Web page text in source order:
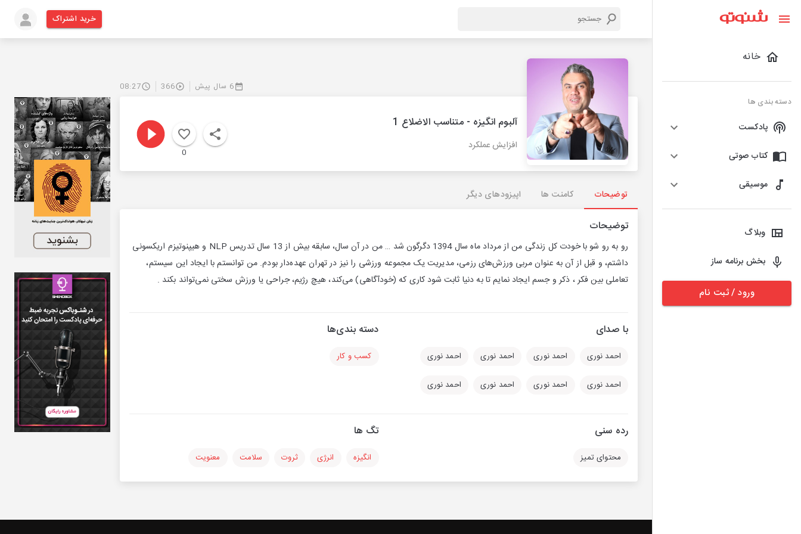
خانه
دسته بندی ها
پادکست
کتاب صوتی
موسیقی
وبلاگ
بخش برنامه ساز
ورود / ثبت نام
خرید اشتراک
6 سال پیش 366
08:27
آلبوم انگیزه - متناسب الاضلاع 1
افزایش عملکرد
0
توضیحات کامنت ها اپیزودهای دیگر
توضیحات
رو به رو شو با خودت کل زندگی من از مرداد ماه سال 1394 دگرگون شد … من در آن سال، سابقه بیش از 13 سال تدریس NLP و هیپنوتیزم اریکسونی
داشتم، و قبل از آن به عنوان مربی ورزش‌های رزمی، مدیریت یک مجموعه ورزشی را نیز در تهران عهده‌دار بودم. من توانستم با ایجاد این سیستم،
تعاملی بین فکر ، ذکر و جسم ایجاد نمایم تا به دنیا ثابت شود کاری که (خودآگاهی) می‌کند، هیچ رژیم، جراحی یا ورزش سختی نمی‌تواند بکند .
با صدای
احمد نوری احمد نوری احمد نوری احمد نوری
احمد نوری احمد نوری احمد نوری احمد نوری
دسته بندی‌ها
کسب و کار
رده سنی
محتوای تمیز
تگ ها
انگیزه انرژی ثروت سلامت معنویت